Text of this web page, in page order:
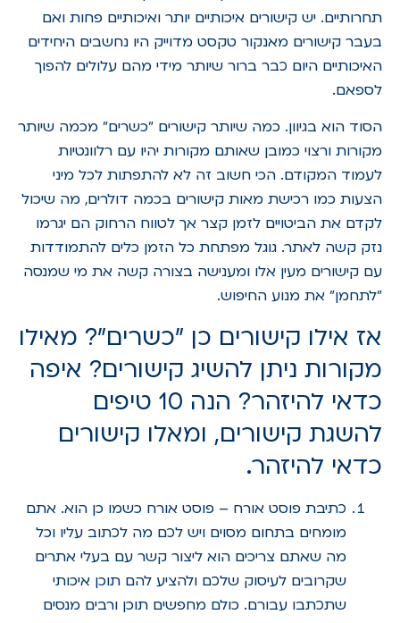
תחרותיים. יש קישורים איכותיים יותר ואיכותיים פחות ואם
בעבר קישורים מאנקור טקסט מדוייק היו נחשבים היחידים
האיכותיים היום כבר ברור שיותר מידי מהם עלולים להפוך
לספאם.
הסוד הוא בגיוון. כמה שיותר קישורים "כשרים" מכמה שיותר
מקורות ורצוי כמובן שאותם מקורות יהיו עם רלוונטיות
לעמוד המקודם. הכי חשוב זה לא להתפתות לכל מיני
הצעות כמו רכישת מאות קישורים בכמה דולרים, מה שיכול
לקדם את הביטויים לזמן קצר אך לטווח הרחוק הם יגרמו
נזק קשה לאתר. גוגל מפתחת כל הזמן כלים להתמודדות
עם קישורים מעין אלו ומענישה בצורה קשה את מי שמנסה
"לתחמן" את מנוע החיפוש.
אז אילו קישורים כן "כשרים"? מאילו
מקורות ניתן להשיג קישורים? איפה
כדאי להיזהר? הנה 10 טיפים
להשגת קישורים, ומאלו קישורים
כדאי להיזהר.
כתיבת פוסט אורח – פוסט אורח כשמו כן הוא. אתם
מומחים בתחום מסוים ויש לכם מה לכתוב עליו וכל
מה שאתם צריכים הוא ליצור קשר עם בעלי אתרים
שקרובים לעיסוק שלכם ולהציע להם תוכן איכותי
שתכתבו עבורם. כולם מחפשים תוכן ורבים מנסים